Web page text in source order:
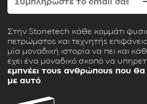
Στην Stonetech κάθε κομμάτι
πετρώματος και τεχνητής
μία μοναδική ιστορία να πει και
έχει ένα μοναδικό σκοπό να
εμπνέει τους ανθρώπους που
με αυτό.